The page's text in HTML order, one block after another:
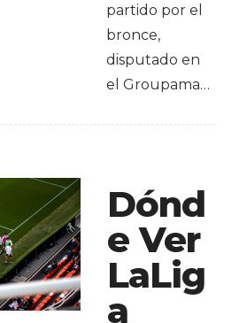
partido por el
bronce,
disputado en
el Groupama…
Dónd
e Ver
LaLig
a